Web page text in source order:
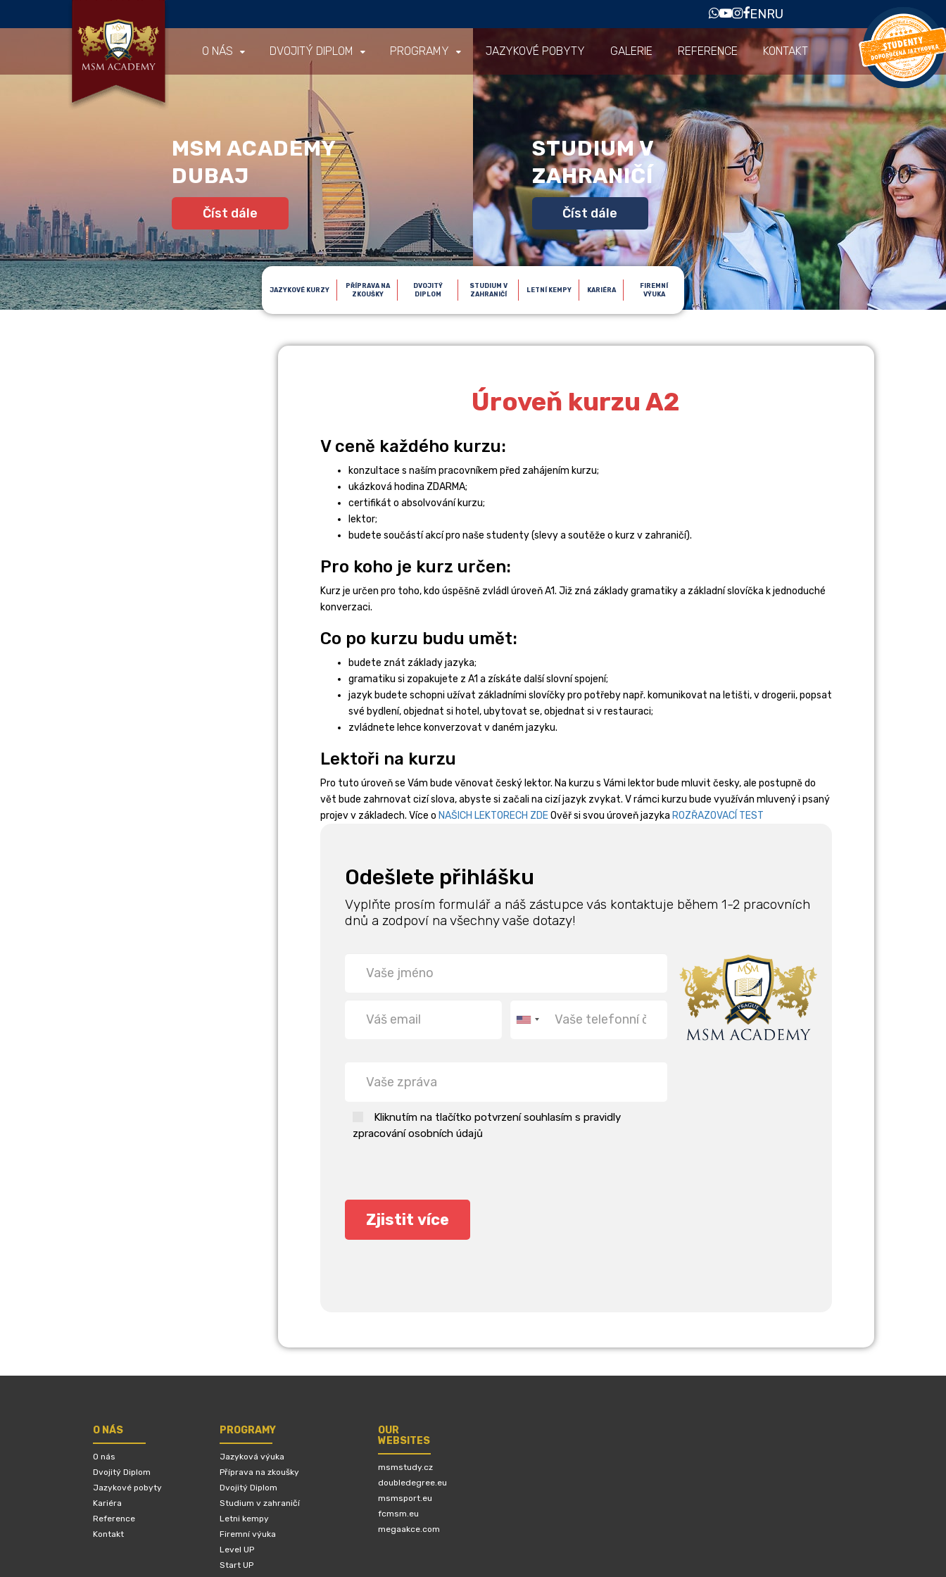
ENRU
O NÁS DVOJITÝ DIPLOM PROGRAMY JAZYKOVÉ POBYTY GALERIE REFERENCE KONTAKT
MSM ACADEMY
DUBAJ
Číst dále
STUDIUM V
ZAHRANIČÍ
Číst dále
JAZYKOVÉ KURZY
PŘÍPRAVA NA
ZKOUŠKY
DVOJITÝ
DIPLOM
STUDIUM V
ZAHRANIČÍ
LETNÍ KEMPY KARIÉRA
FIREMNÍ
VÝUKA
Úroveň kurzu A2
V ceně každého kurzu:
konzultace s naším pracovníkem před zahájením kurzu;
ukázková hodina ZDARMA;
certifikát o absolvování kurzu;
lektor;
budete součástí akcí pro naše studenty (slevy a soutěže o kurz v zahraničí).
Pro koho je kurz určen:
Kurz je určen pro toho, kdo úspěšně zvládl úroveň A1. Již zná základy gramatiky a základní slovíčka k jednoduché
konverzaci.
Co po kurzu budu umět:
budete znát základy jazyka;
gramatiku si zopakujete z A1 a získáte další slovní spojení;
jazyk budete schopni užívat základními slovíčky pro potřeby např. komunikovat na letišti, v drogerii, popsat
své bydlení, objednat si hotel, ubytovat se, objednat si v restauraci;
zvládnete lehce konverzovat v daném jazyku.
Lektoři na kurzu
Pro tuto úroveň se Vám bude věnovat český lektor. Na kurzu s Vámi lektor bude mluvit česky, ale postupně do
vět bude zahrnovat cizí slova, abyste si začali na cizí jazyk zvykat. V rámci kurzu bude využíván mluvený i psaný
projev v základech. Více o NAŠICH LEKTORECH ZDEOvěř si svou úroveň jazyka ROZŘAZOVACÍ TEST
Odešlete přihlášku
Vyplňte prosím formulář a náš zástupce vás kontaktuje během 1-2 pracovních
dnů a zodpoví na všechny vaše dotazy!
Kliknutím na tlačítko potvrzení souhlasím s pravidly
zpracování osobních údajů
O NÁS
O nás
Dvojitý Diplom
Jazykové pobyty
Kariéra
Reference
Kontakt
PROGRAMY
Jazyková výuka
Příprava na zkoušky
Dvojitý Diplom
Studium v zahraničí
Letni kempy
Firemní výuka
Level UP
Start UP
OUR
WEBSITES
msmstudy.cz
doubledegree.eu
msmsport.eu
fcmsm.eu
megaakce.com